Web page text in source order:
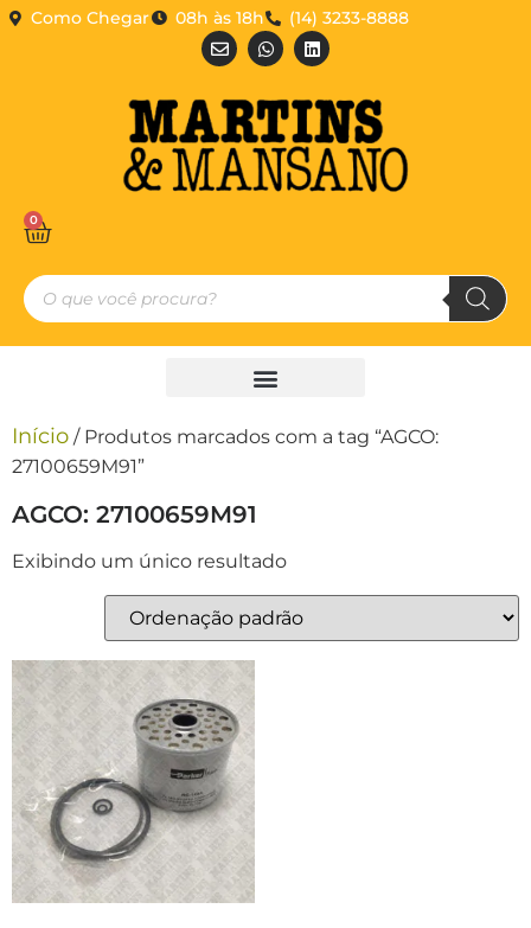
Como Chegar 08h às 18h (14) 3233-8888
0
Início / Produtos marcados com a tag “AGCO:
27100659M91”
AGCO: 27100659M91
Exibindo um único resultado